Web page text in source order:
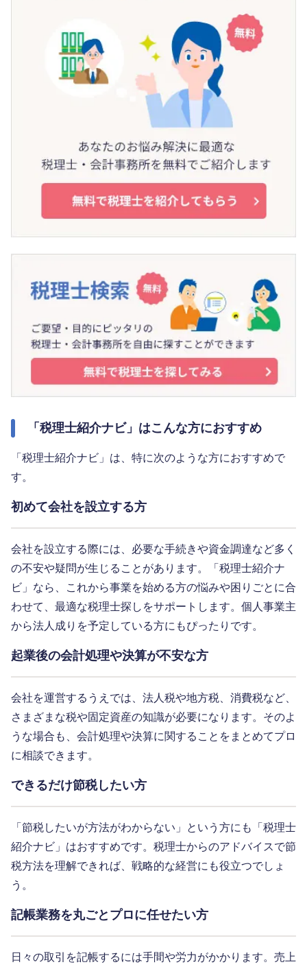
「税理士紹介ナビ」はこんな方におすすめ
「税理士紹介ナビ」は、特に次のような方におすすめで
す。
初めて会社を設立する方
会社を設立する際には、必要な手続きや資金調達など多く
の不安や疑問が生じることがあります。「税理士紹介ナ
ビ」なら、これから事業を始める方の悩みや困りごとに合
わせて、最適な税理士探しをサポートします。個人事業主
から法人成りを予定している方にもぴったりです。
起業後の会計処理や決算が不安な方
会社を運営するうえでは、法人税や地方税、消費税など、
さまざまな税や固定資産の知識が必要になります。そのよ
うな場合も、会計処理や決算に関することをまとめてプロ
に相談できます。
できるだけ節税したい方
「節税したいが方法がわからない」という方にも「税理士
紹介ナビ」はおすすめです。税理士からのアドバイスで節
税方法を理解できれば、戦略的な経営にも役立つでしょ
う。
記帳業務を丸ごとプロに任せたい方
日々の取引を記帳するには手間や労力がかかります。売上